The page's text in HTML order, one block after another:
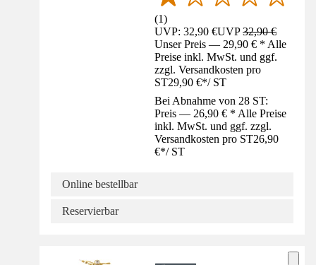
(1)
UVP: 32,90 €UVP32,90 €
Unser Preis — 29,90 € * Alle
Preise inkl. MwSt. und ggf.
zzgl. Versandkosten pro
ST29,90 €*/ ST
Bei Abnahme von 28 ST:
Preis — 26,90 € * Alle Preise
inkl. MwSt. und ggf. zzgl.
Versandkosten pro ST26,90
€*/ ST
Online bestellbar
Reservierbar